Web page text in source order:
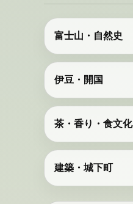
富士山・自然史
伊豆・開国
茶・香り・食文化
建築・城下町